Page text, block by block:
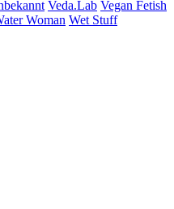
Veda.Lab Vegan Fetish
Woman Wet Stuff